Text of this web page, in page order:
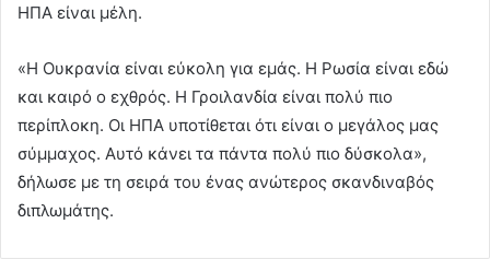
ΗΠΑ είναι μέλη.
«Η Ουκρανία είναι εύκολη για εμάς. Η Ρωσία είναι εδώ
και καιρό ο εχθρός. Η Γροιλανδία είναι πολύ πιο
περίπλοκη. Οι ΗΠΑ υποτίθεται ότι είναι ο μεγάλος μας
σύμμαχος. Αυτό κάνει τα πάντα πολύ πιο δύσκολα»,
δήλωσε με τη σειρά του ένας ανώτερος σκανδιναβός
διπλωμάτης.